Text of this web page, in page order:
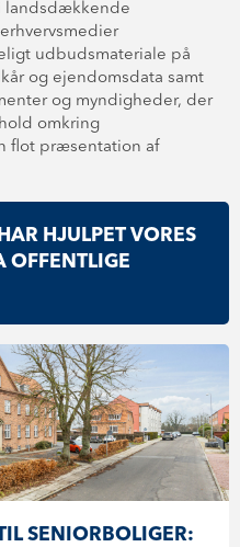
landsdækkende
udbudsmateriale på
og ejendomsdata samt
og myndigheder, der
omkring
flot præsentation af
HJULPET VORES
OFFENTLIGE
SENIORBOLIGER: